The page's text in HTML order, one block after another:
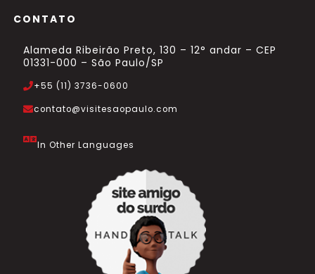
CONTATO
Alameda Ribeirão Preto, 130 – 12° andar – CEP
01331-000 – São Paulo/SP
+55 (11) 3736-0600
contato@visitesaopaulo.com
In Other Languages